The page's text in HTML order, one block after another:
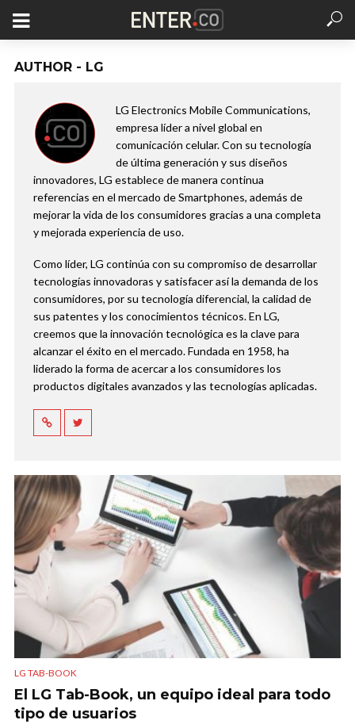
AUTHOR - LG
LG Electronics Mobile Communications,
empresa líder a nivel global en
comunicación celular. Con su tecnología
de última generación y sus diseños
innovadores, LG establece de manera continua
referencias en el mercado de Smartphones, además de
mejorar la vida de los consumidores gracias a una completa
y mejorada experiencia de uso.
Como líder, LG continúa con su compromiso de desarrollar
tecnologías innovadoras y satisfacer así la demanda de los
consumidores, por su tecnología diferencial, la calidad de
sus patentes y los conocimientos técnicos. En LG,
creemos que la innovación tecnológica es la clave para
alcanzar el éxito en el mercado. Fundada en 1958, ha
liderado la forma de acercar a los consumidores los
productos digitales avanzados y las tecnologías aplicadas.
LG TAB-BOOK
El LG Tab-Book, un equipo ideal para todo
tipo de usuarios